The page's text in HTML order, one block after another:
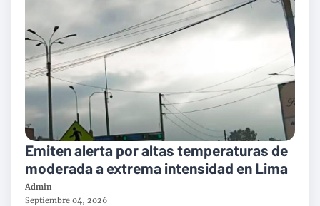
Emiten alerta por altas temperaturas de
moderada a extrema intensidad en Lima
Admin
Septiembre 04, 2026